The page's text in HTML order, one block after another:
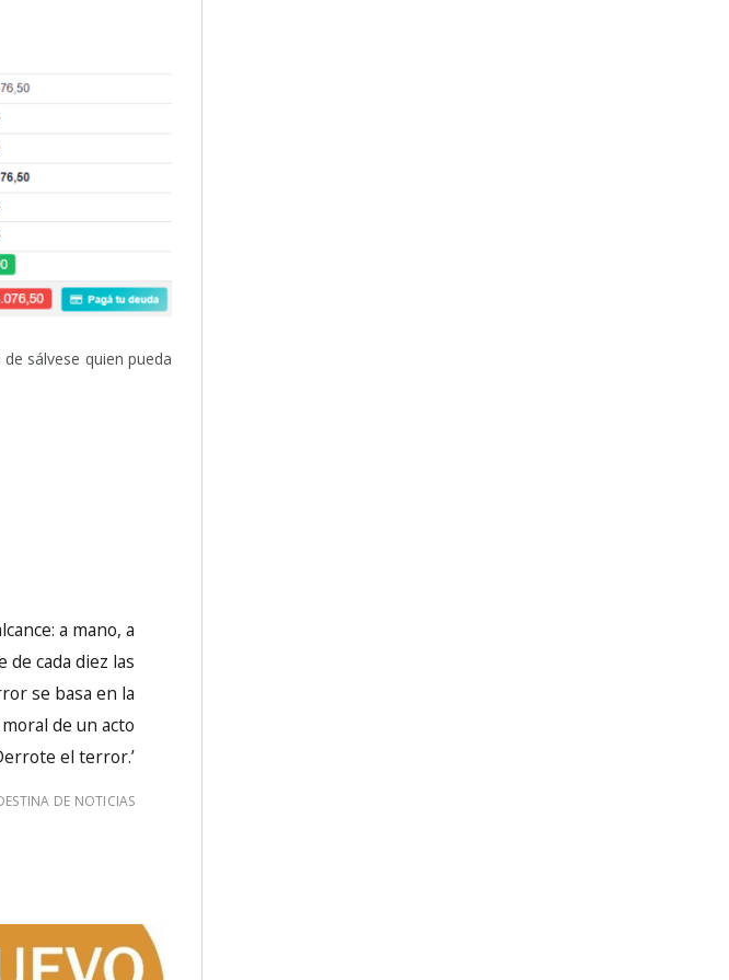
sálvese quien pueda
a mano, a
de cada diez las
se basa en la
de un acto
el terror.’
DE NOTICIAS